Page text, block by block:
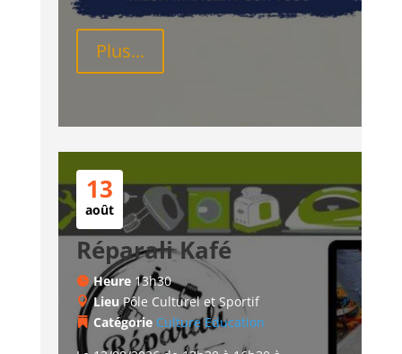
Plus...
13
août
Réparali Kafé
Heure 13h30
LieuPôle Culturel et Sportif
Catégorie Culture Education